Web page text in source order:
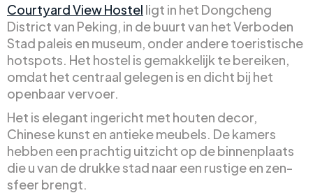
Courtyard View Hostel ligt in het Dongcheng
District van Peking, in de buurt van het Verboden
Stad paleis en museum, onder andere toeristische
hotspots. Het hostel is gemakkelijk te bereiken,
omdat het centraal gelegen is en dicht bij het
openbaar vervoer.
Het is elegant ingericht met houten decor,
Chinese kunst en antieke meubels. De kamers
hebben een prachtig uitzicht op de binnenplaats
die u van de drukke stad naar een rustige en zen-
sfeer brengt.